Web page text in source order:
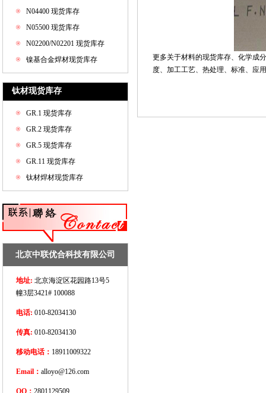
N04400 现货库存
N05500 现货库存
N02200/N02201 现货库存
镍基合金焊材现货库存
钛材现货库存
GR.1 现货库存
GR.2 现货库存
GR.5 现货库存
GR.11 现货库存
钛材焊材现货库存
北京中联优合科技有限公司
地址: 北京海淀区花园路13号5
幢3层3421# 100088
电话: 010-82034130
传真: 010-82034130
移动电话： 18911009322
Email： alloyo@126.com
QQ： 2801129509
更多关于材料的现货库存、化学成
度、加工工艺、热处理、标准、应